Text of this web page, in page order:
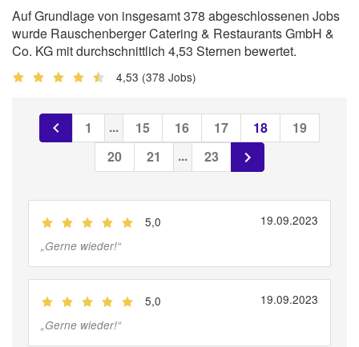
Auf Grundlage von insgesamt 378 abgeschlossenen Jobs
wurde Rauschenberger Catering & Restaurants GmbH &
Co. KG mit durchschnittlich 4,53 Sternen bewertet.
4,53 (378 Jobs)
1 ... 15 16 17 18
19
20
21 ... 23
5,0 19.09.2023
„Gerne wieder!“
5,0 19.09.2023
„Gerne wieder!“